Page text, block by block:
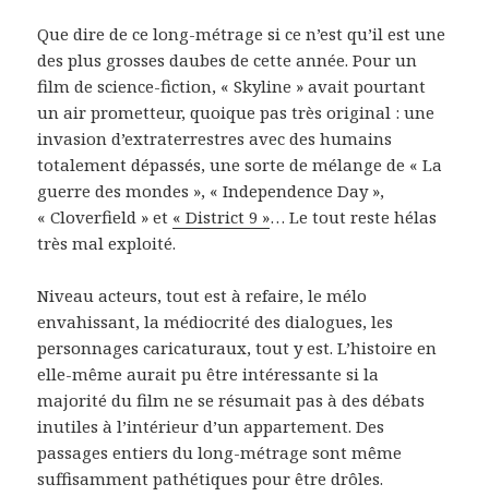
Que dire de ce long-métrage si ce n’est qu’il est une
des plus grosses daubes de cette année. Pour un
film de science-fiction, « Skyline » avait pourtant
un air prometteur, quoique pas très original : une
invasion d’extraterrestres avec des humains
totalement dépassés, une sorte de mélange de « La
guerre des mondes », « Independence Day »,
« Cloverfield » et « District 9 »… Le tout reste hélas
très mal exploité.
Niveau acteurs, tout est à refaire, le mélo
envahissant, la médiocrité des dialogues, les
personnages caricaturaux, tout y est. L’histoire en
elle-même aurait pu être intéressante si la
majorité du film ne se résumait pas à des débats
inutiles à l’intérieur d’un appartement. Des
passages entiers du long-métrage sont même
suffisamment pathétiques pour être drôles.